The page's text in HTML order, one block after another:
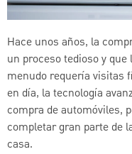
Hace unos años, la
un proceso tedioso y
menudo requería visitas
en día, la tecnología
compra de automóviles,
completar gran parte de
casa.